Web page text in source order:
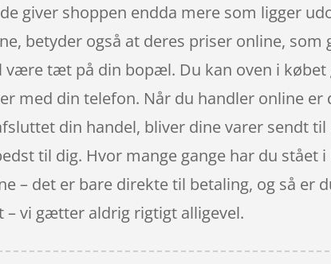
giver shoppen endda mere som ligger
betyder også at deres priser online, som
tæt på din bopæl. Du kan oven i købet
med din telefon. Når du handler online er
din handel, bliver dine varer sendt til
til dig. Hvor mange gange har du stået i
– det er bare direkte til betaling, og så er
vi gætter aldrig rigtigt alligevel.